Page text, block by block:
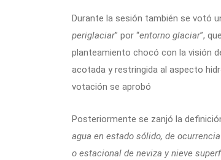
Durante la sesión también se votó
periglaciar” por “entorno glaciar”,
planteamiento chocó con la visión
acotada y restringida al aspecto
votación se aprobó
Posteriormente se zanjó la
agua en estado sólido, de
o estacional de neviza y nieve